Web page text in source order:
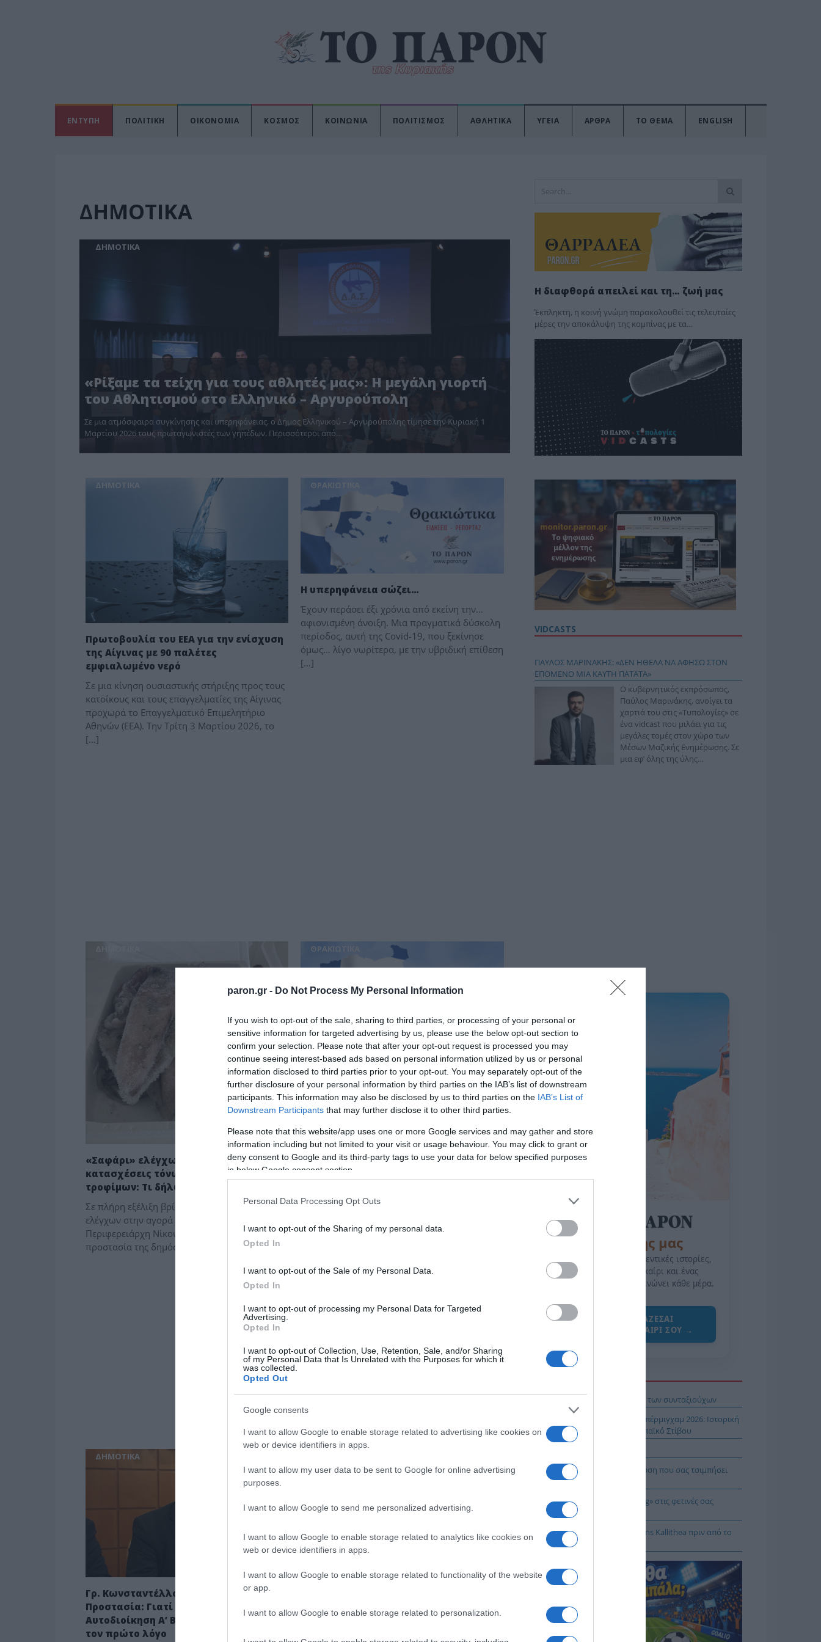
paron.gr - Do Not Process My Personal Information
If you wish to opt-out of the sale, sharing to third parties, or processing of your personal or
sensitive information for targeted advertising by us, please use the below opt-out section to
confirm your selection. Please note that after your opt-out request is processed you may
continue seeing interest-based ads based on personal information utilized by us or personal
information disclosed to third parties prior to your opt-out. You may separately opt-out of the
further disclosure of your personal information by third parties on the IAB’s list of downstream
participants. This information may also be disclosed by us to third parties on the IAB’s List of
Downstream Participants that may further disclose it to other third parties.
Please note that this website/app uses one or more Google services and may gather and store
information including but not limited to your visit or usage behaviour. You may click to grant or
deny consent to Google and its third-party tags to use your data for below specified purposes
in below Google consent section.
Personal Data Processing Opt Outs
I want to opt-out of the Sharing of my personal data.
Opted In
I want to opt-out of the Sale of my Personal Data.
Opted In
I want to opt-out of processing my Personal Data for Targeted
Advertising.
Opted In
I want to opt-out of Collection, Use, Retention, Sale, and/or Sharing
of my Personal Data that Is Unrelated with the Purposes for which it
was collected.
Opted Out
Google consents
I want to allow Google to enable storage related to advertising like cookies on
web or device identifiers in apps.
I want to allow my user data to be sent to Google for online advertising
purposes.
I want to allow Google to send me personalized advertising.
I want to allow Google to enable storage related to analytics like cookies on
web or device identifiers in apps.
I want to allow Google to enable storage related to functionality of the website
or app.
I want to allow Google to enable storage related to personalization.
ΕΝΤΥΠΗ ΠΟΛΙΤΙΚΗ ΟΙΚΟΝΟΜΙΑ ΚΟΣΜΟΣ ΚΟΙΝΩΝΙΑ ΠΟΛΙΤΙΣΜΟΣ ΑΘΛΗΤΙΚΑ ΥΓΕΙΑ ΑΡΘΡΑ ΤΟ ΘΕΜΑ ENGLISH
ΔΗΜΟΤΙΚΑ
ΔΗΜΟΤΙΚΑ
«Ρίξαμε τα τείχη για τους αθλητές μας»: Η μεγάλη γιορτή
του Αθλητισμού στο Ελληνικό – Αργυρούπολη
Σε μια ατμόσφαιρα συγκίνησης και υπερηφάνειας, ο Δήμος Ελληνικού – Αργυρούπολης τίμησε την Κυριακή 1
Μαρτίου 2026 τους πρωταγωνιστές των γηπέδων. Περισσότεροι από…
ΔΗΜΟΤΙΚΑ
Πρωτοβουλία του ΕΕΑ για την ενίσχυση
της Αίγινας με 90 παλέτες
εμφιαλωμένο νερό
Σε μια κίνηση ουσιαστικής στήριξης προς τους
κατοίκους και τους επαγγελματίες της Αίγινας
προχωρά το Επαγγελματικό Επιμελητήριο
Αθηνών (ΕΕΑ). Την Τρίτη 3 Μαρτίου 2026, το
[…]
ΘΡΑΚΙΩΤΙΚΑ
Η υπερηφάνεια σώζει…
Έχουν περάσει έξι χρόνια από εκείνη την…
αφιονισμένη άνοιξη. Μια πραγματικά δύσκολη
περίοδος, αυτή της Covid-19, που ξεκίνησε
όμως… λίγο νωρίτερα, με την υβριδική επίθεση
[…]
«Σαφάρι» ελέγχων στην Αττική και
κατασχέσεις τόνων ακατάλληλων
τροφίμων: Τι δήλωσε ο Ν. Χαρδαλιάς
Σε πλήρη εξέλιξη βρίσκεται το νέο «σαφάρι»
ελέγχων στην αγορά της Αττικής με εντολή του
Περιφερειάρχη Νίκου Χαρδαλιά, με στόχο την
προστασία της δημόσιας υγείας. […]
ΘΡΑΚΙΩΤΙΚΑ
Απορίας άξιον…
Και εκεί που λες, εντάξει, ξύπνησαν επιτέλους,
τελικά συνειδητοποιείς ότι το πρόβλημα δεν
είναι ο ύπνος. Κυρίως είναι το ότι θεωρούν
πως ορθά δεν παίρνουν […]
ΔΗΜΟΤΙΚΑ
Γρ. Κωνσταντέλλος στο “Π”: Πολιτική
Προστασία: Γιατί η Τοπική
Αυτοδιοίκηση Α’ Βαθμού πρέπει να έχει
τον πρώτο λόγο
–Δωρεάν φοίτηση, αμειβόμενη πρακτική και
ΑΡΗ ΜΠΕΡΖΟΒΙΤΗ Στην ίδρυση της πρώτης
δημόσιας Ακαδημίας Επαγγελματικής
Η διαφθορά απειλεί και τη… ζωή μας
Έκπληκτη, η κοινή γνώμη παρακολουθεί τις τελευταίες
μέρες την αποκάλυψη της κο­μπίνας με τα…
VIDCASTS
ΠΑΥΛΟΣ ΜΑΡΙΝΑΚΗΣ: «ΔΕΝ ΗΘΕΛΑ ΝΑ ΑΦΗΣΩ ΣΤΟΝ
ΕΠΟΜΕΝΟ ΜΙΑ ΚΑΥΤΗ ΠΑΤΑΤΑ»
Ο κυβερνητικός εκπρόσωπος,
Παύλος Μαρινάκης, ανοίγει τα
χαρτιά του στις «Τυπολογίες» σε
ένα vidcast που μιλάει για τις
μεγάλες τομές στον χώρο των
Μέσων Μαζικής Ενημέρωσης. Σε
μια εφ’ όλης της ύλης
της Ζωής μας
Οι άνθρωποι, οι αυθεντικές ιστορίες,
το ελληνικό καλοκαίρι και ένας
πολιτισμός που μας ενώνει κάθε μέρα.
ΌΣΑ ΧΡΕΙΆΖΕΣΑΙ
ΓΙΑ ΤΟ ΚΑΛΟΚΑΊΡΙ ΣΟΥ →
Προβληματίζει το κύμα φυγής των συνταξιούχων
Αντίστροφη μέτρηση για το Μπέρμιγχαμ 2026: Ιστορική
ελληνική παρουσία στο Ευρωπαϊκό Στίβου
Τι πρέπει να κάνετε σε περίπτωση που σας τσιμπήσει
μωβ μέδουσα
Πώς να κάνετε «smart spending» στις φετινές σας
διακοπές
ΑΕΚ: Πρόβα τζενεράλε με Athens Kallithea πριν από το
Super Cup